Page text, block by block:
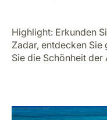
Highlight: Erkunden
Zadar, entdecken
Sie die Schönheit der